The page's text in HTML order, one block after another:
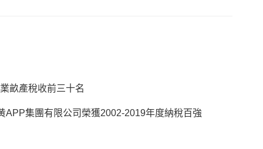
畝產稅收前三十名
APP集團有限公司榮獲2002-2019年度納稅百強